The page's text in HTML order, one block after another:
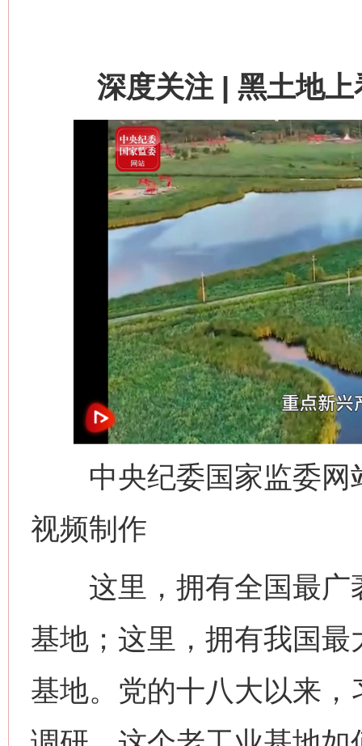
深度关注 | 黑土地上
中央纪委国家监委网
视频制作
这里，拥有全国最广
基地；这里，拥有我国
基地。党的十八大以来